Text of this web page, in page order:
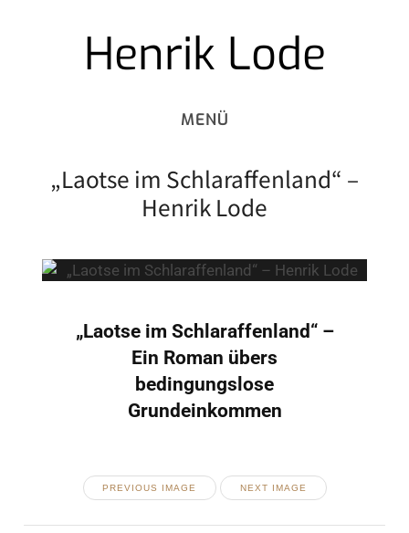
Henrik Lode
„Laotse im Schlaraffenland“ –
Henrik Lode
„Laotse im Schlaraffenland“ –
Ein Roman übers
bedingungslose
Grundeinkommen
PREVIOUS IMAGE NEXT IMAGE